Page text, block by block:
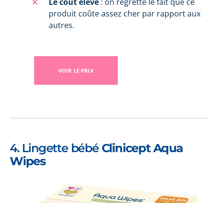
produit coûte assez cher par rapport aux
autres.
VOIR LE PRIX
4. Lingette bébé Clinicept Aqua
Wipes